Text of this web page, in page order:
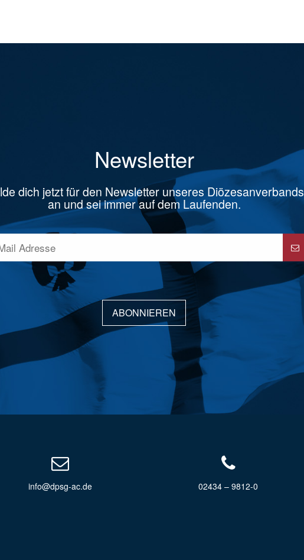
Newsletter
dich jetzt für den Newsletter unseres Diözesanverbands
an und sei immer auf dem Laufenden.
ABONNIEREN
info@dpsg-ac.de 02434 – 9812-0